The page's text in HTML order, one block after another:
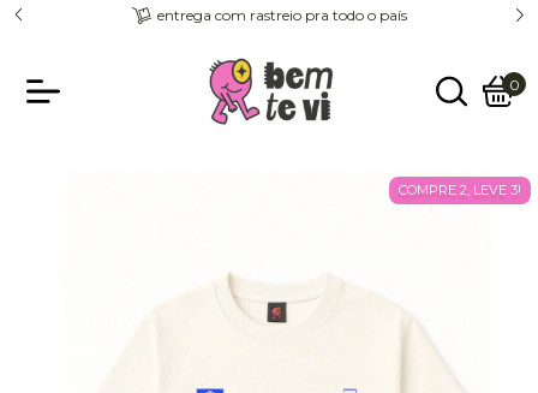
entrega com rastreio pra todo o país
0
COMPRE 2, LEVE 3!